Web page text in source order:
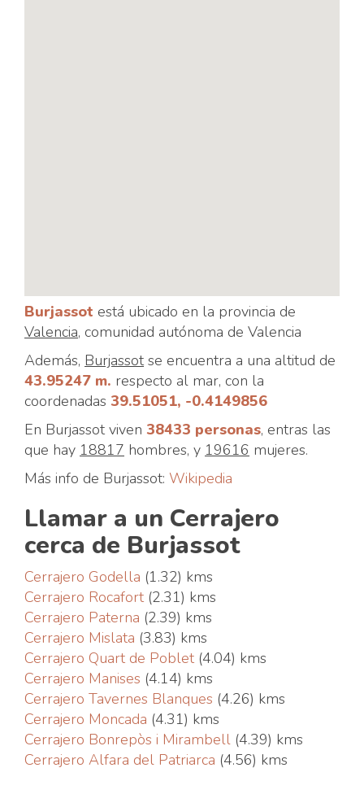
Burjassot está ubicado en la provincia de
Valencia, comunidad autónoma de Valencia
Además, Burjassot se encuentra a una altitud de
43.95247 m. respecto al mar, con la
coordenadas 39.51051, -0.4149856
En Burjassot viven 38433 personas, entras las
que hay 18817 hombres, y 19616 mujeres.
Más info de Burjassot: Wikipedia
Llamar a un Cerrajero
cerca de Burjassot
Cerrajero Godella (1.32) kms
Cerrajero Rocafort (2.31) kms
Cerrajero Paterna (2.39) kms
Cerrajero Mislata (3.83) kms
Cerrajero Quart de Poblet (4.04) kms
Cerrajero Manises (4.14) kms
Cerrajero Tavernes Blanques (4.26) kms
Cerrajero Moncada (4.31) kms
Cerrajero Bonrepòs i Mirambell (4.39) kms
Cerrajero Alfara del Patriarca (4.56) kms